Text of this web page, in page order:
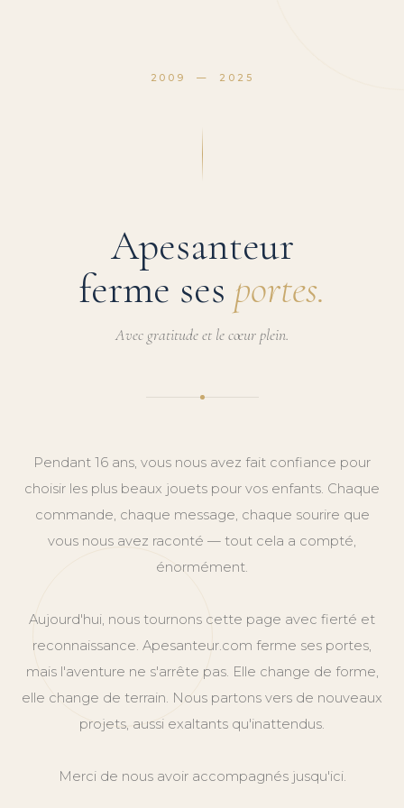
2009 — 2025
Apesanteur
ferme ses portes.
Avec gratitude et le cœur plein.
Pendant 16 ans, vous nous avez fait confiance pour
choisir les plus beaux jouets pour vos enfants. Chaque
commande, chaque message, chaque sourire que
vous nous avez raconté — tout cela a compté,
énormément.
Aujourd'hui, nous tournons cette page avec fierté et
reconnaissance. Apesanteur.com ferme ses portes,
mais l'aventure ne s'arrête pas. Elle change de forme,
elle change de terrain. Nous partons vers de nouveaux
projets, aussi exaltants qu'inattendus.
Merci de nous avoir accompagnés jusqu'ici.